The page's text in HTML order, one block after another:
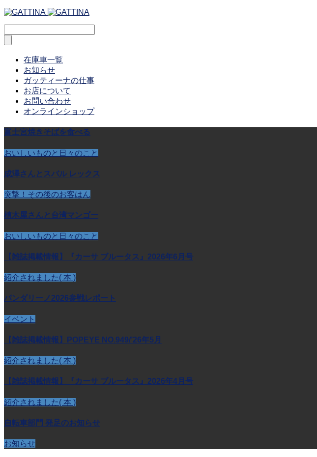
在庫車一覧
お知らせ
ガッティーナの仕事
お店について
お問い合わせ
オンラインショップ
富士宮焼きそばを食べる
おいしいものと日々のこと
成澤さんとスバル レックス
突撃！その後のお客はん
植木屋さんと台湾マンゴー
おいしいものと日々のこと
【雑誌掲載情報】『カーサ ブルータス』2026年6月号
紹介されました( 本 )
パンダリーノ2026参戦レポート
イベント
【雑誌掲載情報】POPEYE NO.949/’26年5月
紹介されました( 本 )
【雑誌掲載情報】『カーサ ブルータス』2026年4月号
紹介されました( 本 )
自転車部門 発足のお知らせ
お知らせ